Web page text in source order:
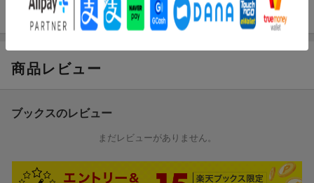
の見直し）／第３編 資料
商品レビュー
ブックスのレビュー
まだレビューがありません。